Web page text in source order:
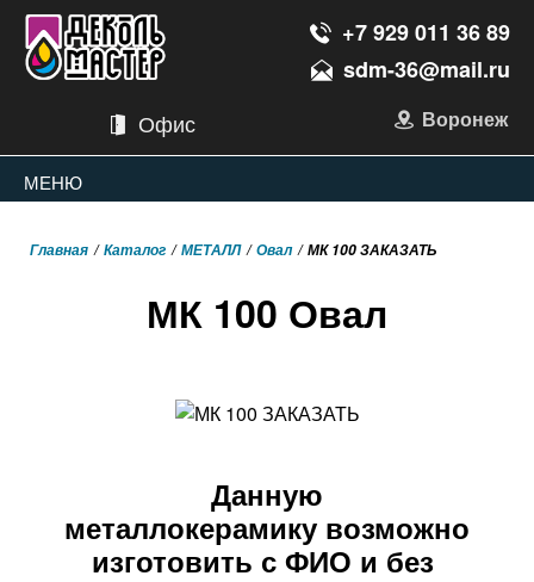
Воронеж
Офис
+7 929 011 36 89
sdm-36@mail.ru
МЕНЮ
Главная Каталог МЕТАЛЛ Овал МК 100 ЗАКАЗАТЬ
МК 100 Овал
Данную
металлокерамику возможно
изготовить с ФИО и без